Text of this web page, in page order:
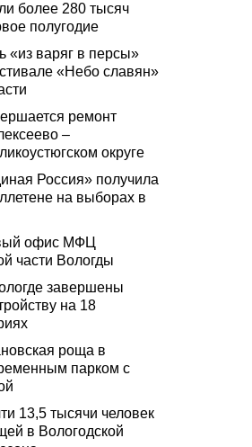
более 280 тысяч
полугодие
«из варяг в персы»
«Небо славян»
ремонт
–
округе
Россия» получила
на выборах в
офис МФЦ
части Вологды
завершены
на 18
роща в
парком с
13,5 тысячи человек
в Вологодской